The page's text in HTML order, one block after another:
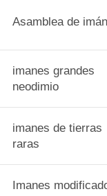
Asamblea de imán
imanes grandes
neodimio
imanes de tierras
raras
Imanes